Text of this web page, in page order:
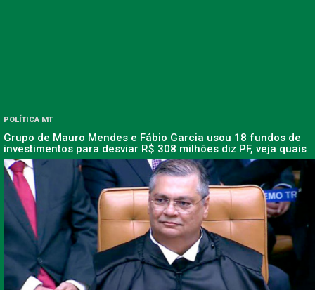
POLÍTICA MT
Grupo de Mauro Mendes e Fábio Garcia usou 18 fundos de
investimentos para desviar R$ 308 milhões diz PF, veja quais